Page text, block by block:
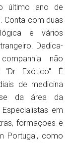
último ano de
Conta com duas
e vários
Dedica-
não
Exótico". É
de medicina
da área da
em
formações e
Portugal, como